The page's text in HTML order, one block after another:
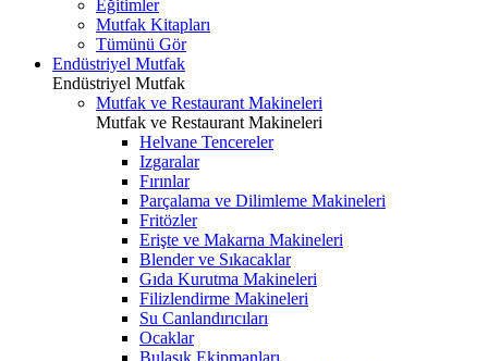
Eğitimler
Mutfak Kitapları
Tümünü Gör
Endüstriyel Mutfak
Endüstriyel Mutfak
Mutfak ve Restaurant Makineleri
Mutfak ve Restaurant Makineleri
Helvane Tencereler
Izgaralar
Fırınlar
Parçalama ve Dilimleme Makineleri
Fritözler
Erişte ve Makarna Makineleri
Blender ve Sıkacaklar
Gıda Kurutma Makineleri
Filizlendirme Makineleri
Su Canlandırıcıları
Ocaklar
Bulaşık Ekipmanları